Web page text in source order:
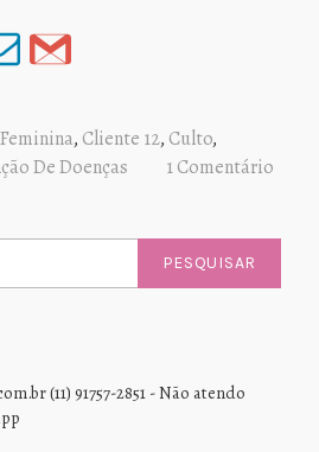
, Cliente 12, Culto,
De Doenças 1 Comentário
(11) 91757-2851 - Não atendo